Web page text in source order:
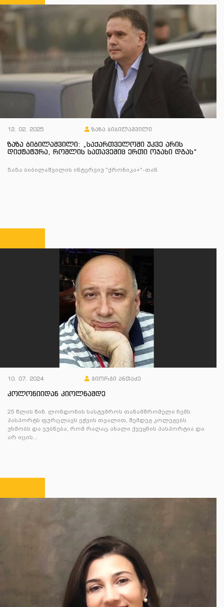
12. 02. 2025 ზაზა ბიბილაშვილი
ზაზა ბიბილაშვილი: „საქართველოში უკვე არის
დიქტატურა, რომლის სათავეშიც ერთი ოჯახი დგას“
ზაზა ბიბილაშვილის ინტერვიუ "ქრონიკა+"-თან
10. 07. 2024 გიორგი ანთაძე
კოლონიიდან კიოლნამდე
25 წლის წინ. ლონდონის სასტუმროს თანამშრომელი ჩემს
პასპორტს ფურცლავს ეჭვის თვალით, შემდეგ კოლეგებს
უხმობს და ეუბნება, რომ რაღაც ახალი ქვეყნის პასპორტია და
არ იცის...